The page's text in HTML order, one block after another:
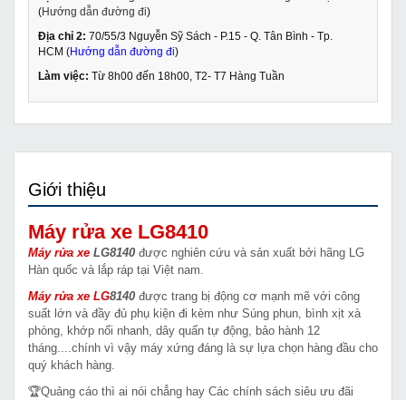
(Hướng dẫn đường đi)
Địa chỉ 2: 70/55/3 Nguyễn Sỹ Sách - P.15 - Q. Tân Bình - Tp.
HCM (Hướng dẫn đường đi)
Làm việc: Từ 8h00 đến 18h00, T2- T7 Hàng Tuần
Giới thiệu
Máy rửa xe LG8410
Máy rửa xe LG8140 được nghiên cứu và sản xuất bởi hãng LG
Hàn quốc và lắp ráp tại Việt nam.
Máy rửa xe LG8140 được trang bị động cơ mạnh mẽ với công
suất lớn và đầy đủ phụ kiện đi kèm như Súng phun, bình xịt xà
phòng, khớp nối nhanh, dây quấn tự động, bảo hành 12
tháng....chính vì vậy máy xứng đáng là sự lựa chọn hàng đầu cho
quý khách hàng.
🏆Quảng cáo thì ai nói chẳng hay Các chính sách siêu ưu đãi